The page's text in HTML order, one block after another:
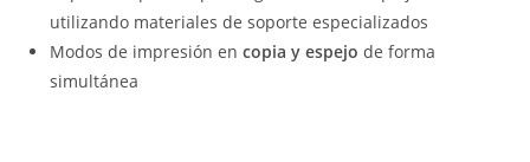
utilizando materiales de soporte especializados
Modos de impresión encopia y espejo de forma
simultánea